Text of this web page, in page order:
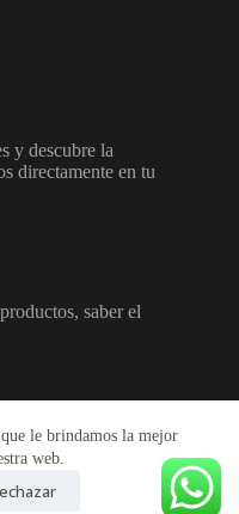
le brindamos la mejor
web.
y descubre la
directamente en tu
saber el
los derechos